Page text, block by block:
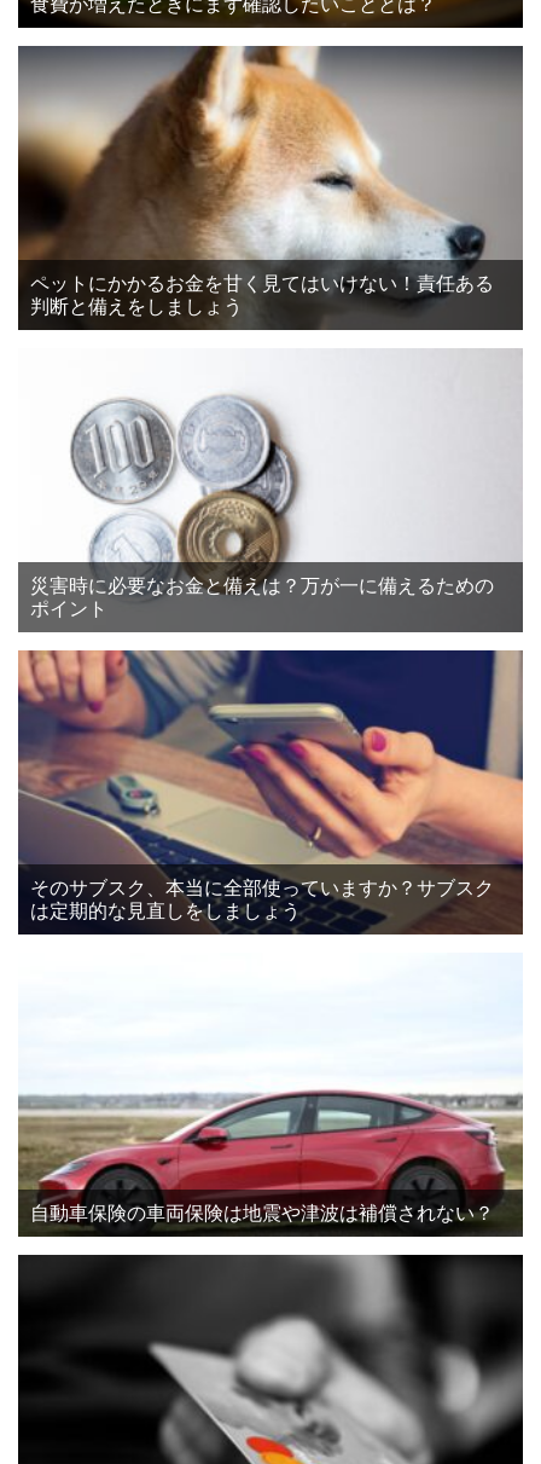
ペットにかかるお金を甘く見てはいけない！責任ある
判断と備えをしましょう
災害時に必要なお金と備えは？万が一に備えるための
ポイント
そのサブスク、本当に全部使っていますか？サブスク
は定期的な見直しをしましょう
自動車保険の車両保険は地震や津波は補償されない？